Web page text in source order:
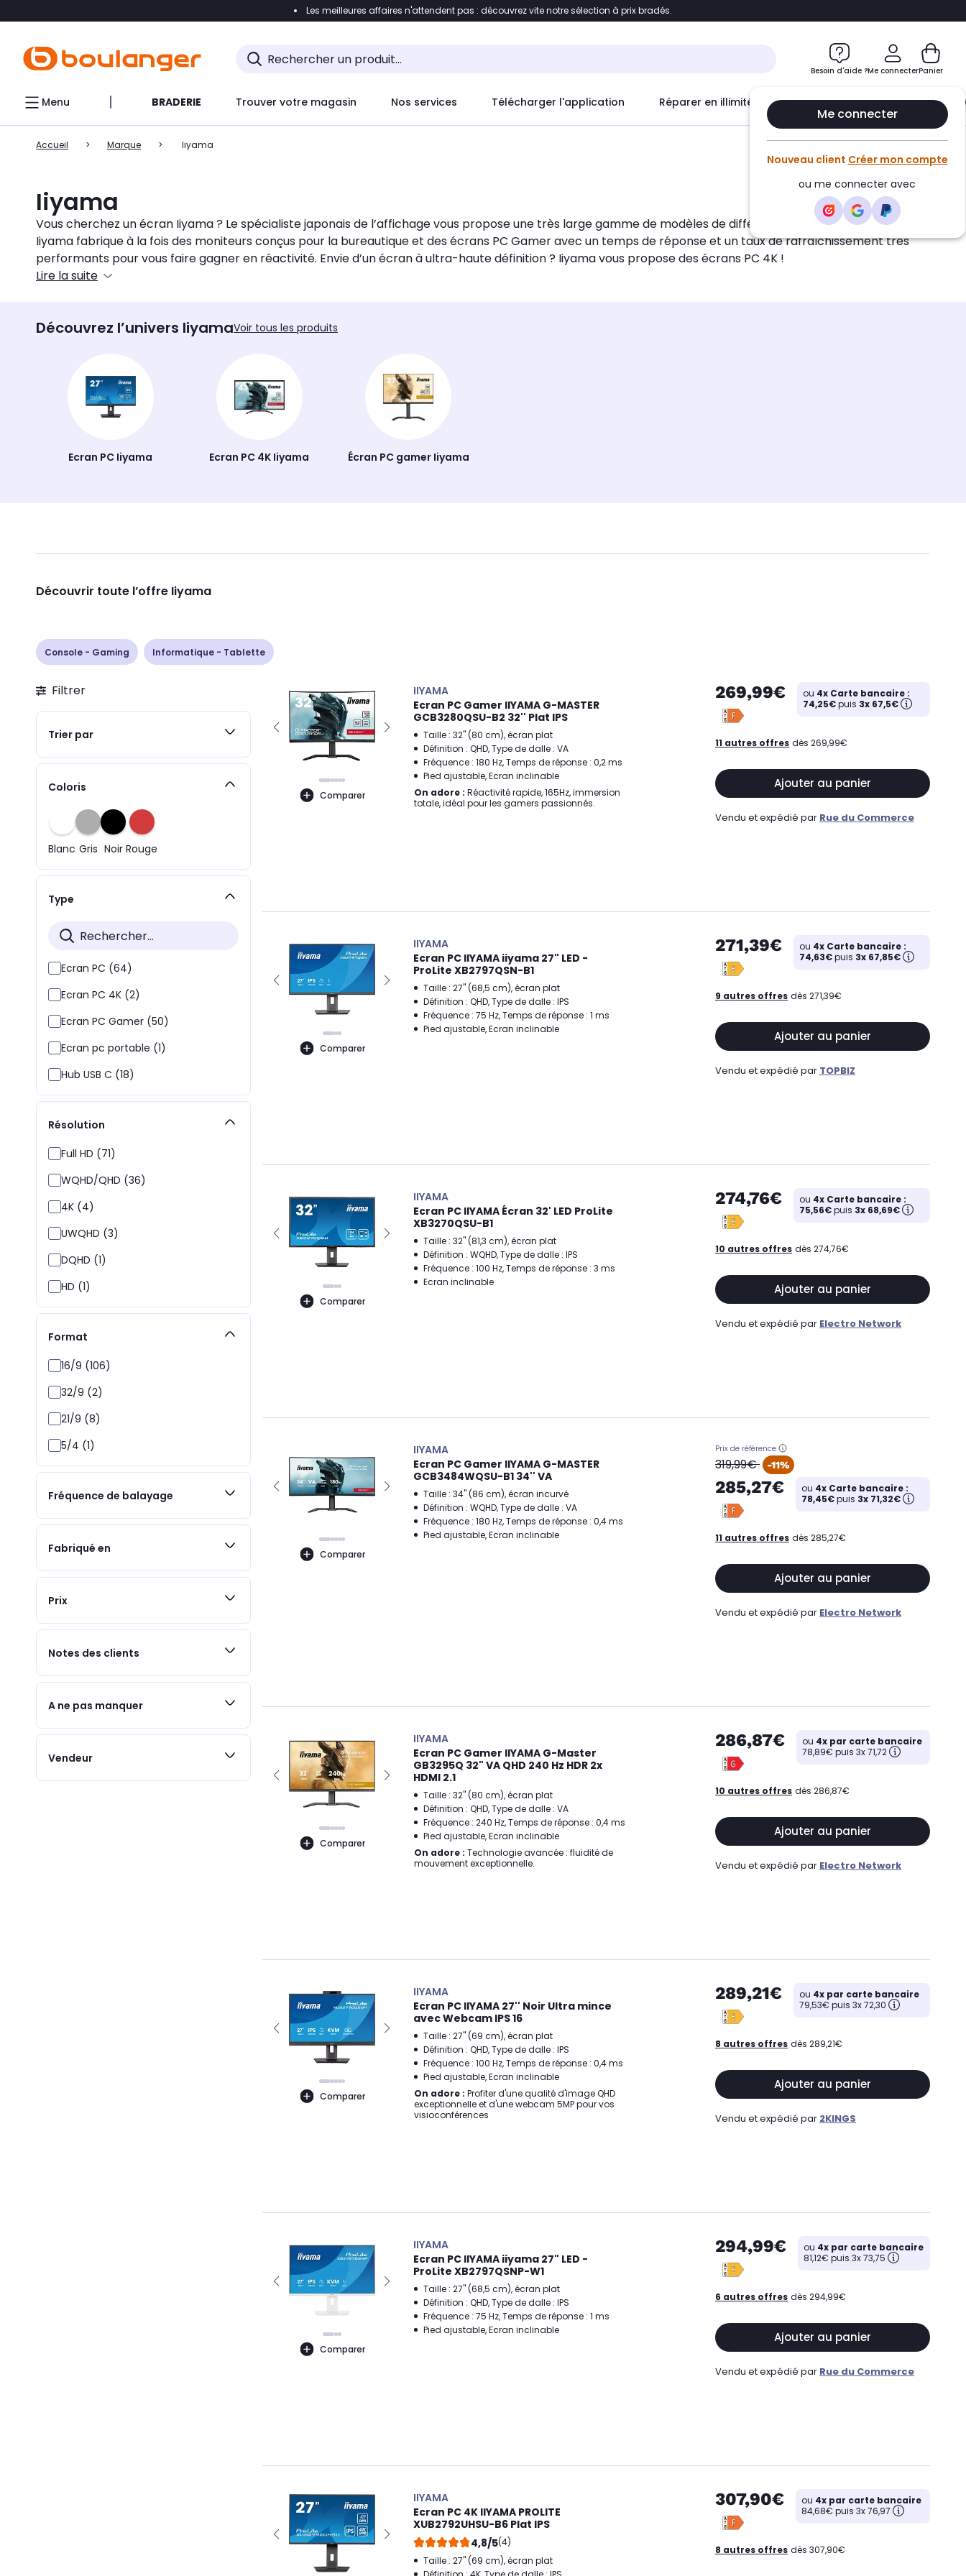
Accéder directement au contenu Accéder directement au pied de page Accéder directement au chatbot
Les meilleures affaires n'attendent pas : découvrez vite notre sélection à prix bradés.
Besoin d'aide ?Me connecter
Me connecter
Nouveau client Créer mon compte
ou me connecter avec
Panier
Menu BRADERIE Trouver votre magasin Nos services Télécharger l'application Réparer en illimité avec Le Club Infinity
Accueil Marque Iiyama
Iiyama
Vous cherchez un écran Iiyama ? Le spécialiste japonais de l’affichage vous propose une très large gamme de modèles de différentes tailles chez Boulanger.
Iiyama fabrique à la fois des moniteurs conçus pour la bureautique et des écrans PC Gamer avec un temps de réponse et un taux de rafraîchissement très
performants pour vous faire gagner en réactivité. Envie d’un écran à ultra-haute définition ? Iiyama vous propose des écrans PC 4K !
Lire la suite
Découvrez l’univers IiyamaVoir tous les produits
Ecran PC Iiyama Ecran PC 4K Iiyama Écran PC gamer Iiyama
Découvrir toute l’offre Iiyama
Console - Gaming Informatique - Tablette
Filtrer
Trier par
Coloris
Blanc Gris Noir Rouge
Type
Ecran PC (64)
Ecran PC 4K (2)
Ecran PC Gamer (50)
Ecran pc portable (1)
Hub USB C (18)
Résolution
Full HD (71)
WQHD/QHD (36)
4K (4)
UWQHD (3)
DQHD (1)
HD (1)
Format
16/9 (106)
32/9 (2)
21/9 (8)
5/4 (1)
Fréquence de balayage
Fabriqué en
Prix
Notes des clients
A ne pas manquer
Vendeur
Comparer
IIYAMA
Ecran PC Gamer IIYAMA G-MASTER
GCB3280QSU-B2 32'' Plat IPS
Taille : 32" (80 cm), écran plat
Définition : QHD, Type de dalle : VA
Fréquence : 180 Hz, Temps de réponse : 0,2 ms
Pied ajustable, Ecran inclinable
On adore : Réactivité rapide, 165Hz, immersion
totale, idéal pour les gamers passionnés.
269,99€ ou 4x Carte bancaire :
74,25€puis 3x 67,5€
11 autres offres dès 269,99€
Ajouter au panier
Vendu et expédié par Rue du Commerce
Comparer
IIYAMA
Ecran PC IIYAMA iiyama 27" LED -
ProLite XB2797QSN-B1
Taille : 27" (68,5 cm), écran plat
Définition : QHD, Type de dalle : IPS
Fréquence : 75 Hz, Temps de réponse : 1 ms
Pied ajustable, Ecran inclinable
271,39€ ou 4x Carte bancaire :
74,63€puis 3x 67,85€
9 autres offres dès 271,39€
Ajouter au panier
Vendu et expédié par TOPBIZ
Comparer
IIYAMA
Ecran PC IIYAMA Écran 32' LED ProLite
XB3270QSU-B1
Taille : 32" (81,3 cm), écran plat
Définition : WQHD, Type de dalle : IPS
Fréquence : 100 Hz, Temps de réponse : 3 ms
Ecran inclinable
274,76€ ou 4x Carte bancaire :
75,56€puis 3x 68,69€
10 autres offres dès 274,76€
Ajouter au panier
Vendu et expédié par Electro Network
Comparer
IIYAMA
Ecran PC Gamer IIYAMA G-MASTER
GCB3484WQSU-B1 34'' VA
Taille : 34" (86 cm), écran incurvé
Définition : WQHD, Type de dalle : VA
Fréquence : 180 Hz, Temps de réponse : 0,4 ms
Pied ajustable, Ecran inclinable
Prix de référence
oldPrice
319,99€ -11%
285,27€ ou 4x Carte bancaire :
78,45€puis 3x 71,32€
11 autres offres dès 285,27€
Ajouter au panier
Vendu et expédié par Electro Network
Comparer
IIYAMA
Ecran PC Gamer IIYAMA G-Master
GB3295Q 32" VA QHD 240 Hz HDR 2x
HDMI 2.1
Taille : 32" (80 cm), écran plat
Définition : QHD, Type de dalle : VA
Fréquence : 240 Hz, Temps de réponse : 0,4 ms
Pied ajustable, Ecran inclinable
On adore : Technologie avancée : fluidité de
mouvement exceptionnelle.
286,87€ ou 4x par carte bancaire
78,89€ puis 3x 71,72
10 autres offres dès 286,87€
Ajouter au panier
Vendu et expédié par Electro Network
Comparer
IIYAMA
Ecran PC IIYAMA 27'' Noir Ultra mince
avec Webcam IPS 16
Taille : 27" (69 cm), écran plat
Définition : QHD, Type de dalle : IPS
Fréquence : 100 Hz, Temps de réponse : 0,4 ms
Pied ajustable, Ecran inclinable
On adore : Profiter d'une qualité d'image QHD
exceptionnelle et d'une webcam 5MP pour vos
visioconférences
289,21€ ou 4x par carte bancaire
79,53€ puis 3x 72,30
8 autres offres dès 289,21€
Ajouter au panier
Vendu et expédié par 2KINGS
Comparer
IIYAMA
Ecran PC IIYAMA iiyama 27" LED -
ProLite XB2797QSNP-W1
Taille : 27" (68,5 cm), écran plat
Définition : QHD, Type de dalle : IPS
Fréquence : 75 Hz, Temps de réponse : 1 ms
Pied ajustable, Ecran inclinable
294,99€ ou 4x par carte bancaire
81,12€ puis 3x 73,75
6 autres offres dès 294,99€
Ajouter au panier
Vendu et expédié par Rue du Commerce
IIYAMA
Ecran PC 4K IIYAMA PROLITE
XUB2792UHSU-B6 Plat IPS
4,8/5(4)
Taille : 27" (69 cm), écran plat
307,90€ ou 4x par carte bancaire
84,68€ puis 3x 76,97
8 autres offres dès 307,90€